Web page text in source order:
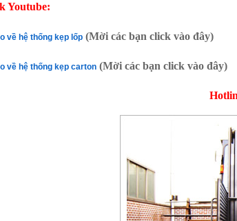
Youtube:
về hệ thống kẹp lốp (Mời các bạn click vào đây)
về hệ thống kẹp carton (Mời các bạn click vào đây)